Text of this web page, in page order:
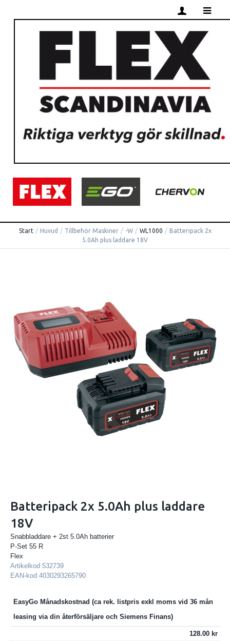
Start / Huvud / Tillbehör Maskiner / -W / WL1000 / Batteripack 2x
5.0Ah plus laddare 18V
Batteripack 2x 5.0Ah plus laddare
18V
Snabbladdare + 2st 5.0Ah batterier
P-Set 55 R
Flex
Artikelkod 532739
EAN-kod 4030293265790
EasyGo Månadskostnad
128.00